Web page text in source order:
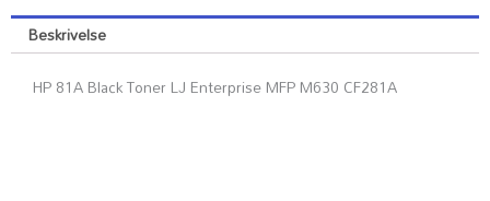
LJ
Enterprise
M630
Beskrivelse
HP 81A Black Toner LJ Enterprise MFP M630 CF281A